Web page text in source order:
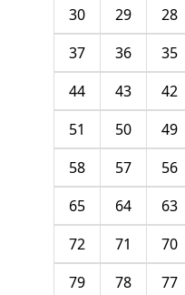
28
29
30
35
36
37
42
43
44
49
50
51
56
57
58
63
64
65
70
71
72
77
78
79